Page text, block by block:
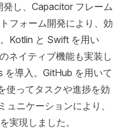
し、Capacitor フレーム
フォーム開発により、効
Kotlin と Swift を用い
ネイティブ機能も実装し
導入。GitHub を用いて
使ってタスクや進捗を効
ニケーションにより、
実現しました。